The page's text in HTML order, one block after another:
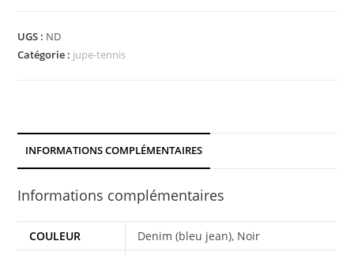
UGS : ND
Catégorie : jupe-tennis
INFORMATIONS COMPLÉMENTAIRES
Informations complémentaires
COULEUR
Denim (bleu jean), Noir